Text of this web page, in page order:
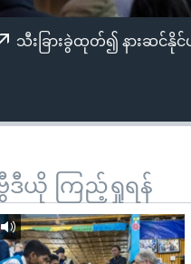
သီးခြားခွဲထုတ်၍ နားဆင်နို
ဒီယို ကြည့်ရှုရန်